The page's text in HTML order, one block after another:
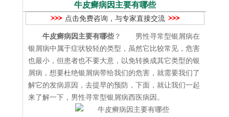
牛皮癣病因主要有哪些
点击免费咨询，与专家直接交流
牛皮癣病因主要有哪些 ？ 男性寻常型银屑病在
银屑病中属于症状较轻的类型，虽然它比较常见，危害
也最小，但患者也不要大意，以免转换成其它类型的银
屑病，想要杜绝银屑病带给我们的危害，就需要我们了
解它的发病原因，去提早的预防，下面，就让我们一起
来了解一下，男性寻常型银屑病西医病因。